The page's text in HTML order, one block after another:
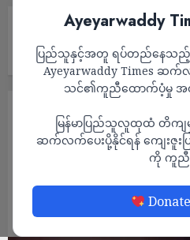
Ayeyarwaddy
ပြည်သူနှင့်အတူ ရပ်တည်နေသ
Ayeyarwaddy Times
သင်၏ကူညီထောက်ပံ့မှု အ
မြန်မာပြည်သူလူထုထံ တိကျ
ဆက်လက်ပေးပို့နိုင်ရန် ကျေးဇူးပ
ကို ကူညီ
တပ်ဖွဲ့ဝင် ၅ ဦးသေကာ ၄ ဦး ထက်မ
တောင်ငူရှိ တောင်ပိုင်းတိုင်
တိုက်ခိုက်ခံရပြီး စစ်ကော
ကာ ၄ ဦး ထက်မနည်းဒ
ADMIN OCTOBER 7, 2024